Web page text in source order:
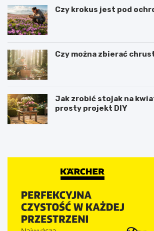
Czy krokus jest pod
Czy można zbierać
Jak zrobić stojak na
prosty projekt DIY